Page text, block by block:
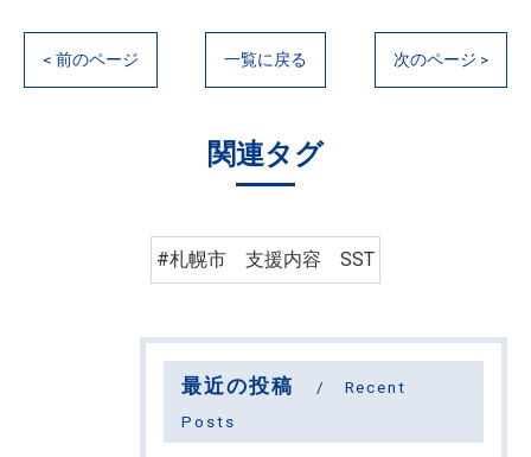
< 前のページ 一覧に戻る 次のページ >
関連タグ
#札幌市 支援内容 SST
最近の投稿
Recent
Posts